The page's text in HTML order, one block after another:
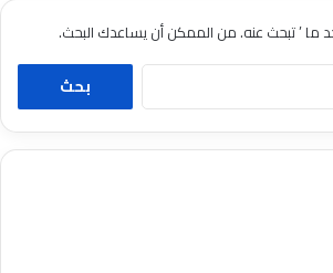
ما ’ تبحث عنه. من الممكن أن يساعدك البحث.
ا
ح